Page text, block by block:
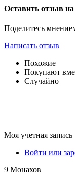
Оставить отзыв на
Поделитесь
Написать отзыв
Похожие
Покупают
Случайно
Моя учетная запись
Войти или
9 Монахов